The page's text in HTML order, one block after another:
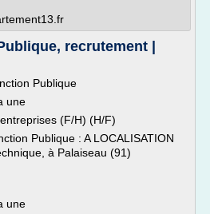
recrutement |
Publique
une
(F/H) (H/F)
Publique : A LOCALISATION
à Palaiseau (91)
une